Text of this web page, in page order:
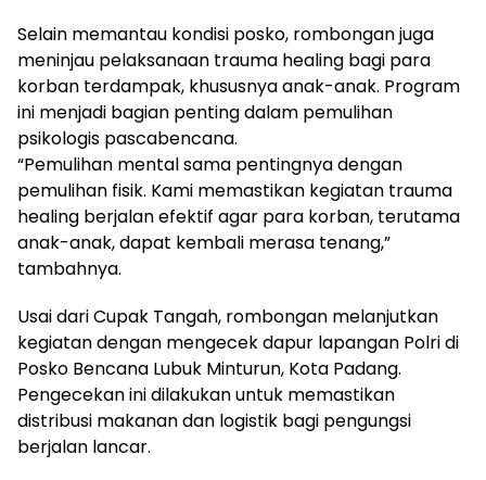
Selain memantau kondisi posko, rombongan juga
meninjau pelaksanaan trauma healing bagi para
korban terdampak, khususnya anak-anak. Program
ini menjadi bagian penting dalam pemulihan
psikologis pascabencana.
“Pemulihan mental sama pentingnya dengan
pemulihan fisik. Kami memastikan kegiatan trauma
healing berjalan efektif agar para korban, terutama
anak-anak, dapat kembali merasa tenang,”
tambahnya.
Usai dari Cupak Tangah, rombongan melanjutkan
kegiatan dengan mengecek dapur lapangan Polri di
Posko Bencana Lubuk Minturun, Kota Padang.
Pengecekan ini dilakukan untuk memastikan
distribusi makanan dan logistik bagi pengungsi
berjalan lancar.